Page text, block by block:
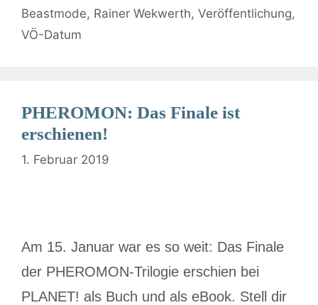
Beastmode, Rainer Wekwerth, Veröffentlichung,
VÖ-Datum
PHEROMON: Das Finale ist
erschienen!
1. Februar 2019
Am 15. Januar war es so weit: Das Finale
der PHEROMON-Trilogie erschien bei
PLANET! als Buch und als eBook. Stell dir